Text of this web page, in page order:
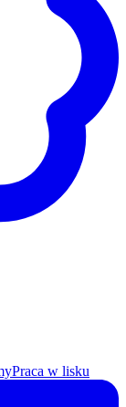
Praca w lisku